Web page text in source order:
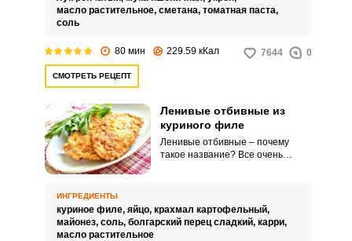
и добавим в состав голубцов, так
и кушать удобнее и детишки
листья, обычно выковыривают
масло растительное, сметана, томатная паста,
соль
80 мин 229.59 кКал 7644 0
СМОТРЕТЬ РЕЦЕПТ
Ленивые отбивные из
куриного филе
Ленивые отбивные – почему
такое название? Все очень
специи, немного майонеза и
крахмала, обжариваем и
потрясающие отбивные у вас на
ИНГРЕДИЕНТЫ
куриное филе, яйцо, крахмал картофельный,
майонез, соль, болгарский перец сладкий, карри,
масло растительное